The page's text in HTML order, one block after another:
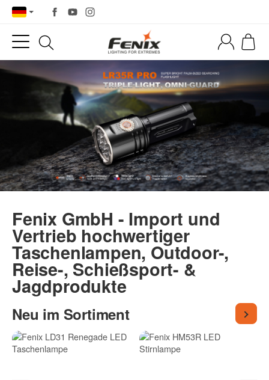
Fenix GmbH - Import und
Vertrieb hochwertiger
Taschenlampen, Outdoor-,
Reise-, Schießsport- &
Jagdprodukte
Neu im Sortiment